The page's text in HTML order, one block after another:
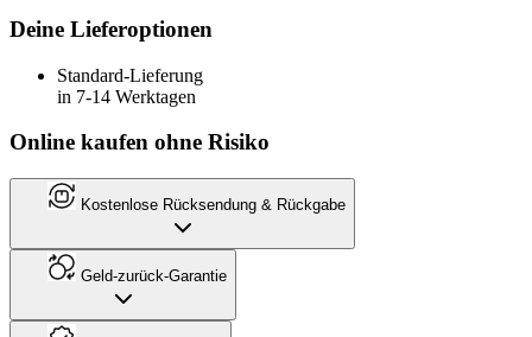
Deine Lieferoptionen
Standard-Lieferung
in 7-14 Werktagen
Online kaufen ohne Risiko
Kostenlose Rücksendung & Rückgabe
Geld-zurück-Garantie